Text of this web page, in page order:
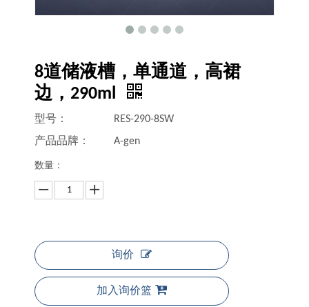
8道储液槽，单通道，高裙
边，290ml
型号：
RES-290-8SW
产品品牌：
A-gen
数量：
询价
加入询价篮